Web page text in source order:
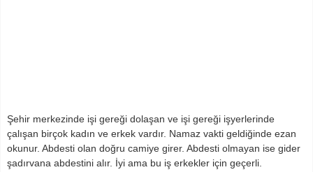
Şehir merkezinde işi gereği dolaşan ve işi gereği işyerlerinde
çalışan birçok kadın ve erkek vardır. Namaz vakti geldiğinde ezan
okunur. Abdesti olan doğru camiye girer. Abdesti olmayan ise gider
şadırvana abdestini alır. İyi ama bu iş erkekler için geçerli.